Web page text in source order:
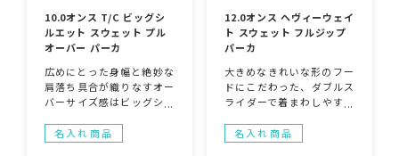
10.0オンス T/C ビッグシ
ルエット スウェット プル
オーバー パーカ
広めにとった身幅と絶妙な
肩落ち具合が織りなすオー
バーサイズ感はビッグシル
かりと厚みがあり保温力抜
群の裏起毛タイプです。
名入れ商品
12.0オンス ヘヴィーウェイ
ト スウェット フルジップ
パーカ
大きめなきれいな形のフー
ドにこだわった、ダブルス
ライダーで着まわしやすい
トーンの4色展開。
名入れ商品